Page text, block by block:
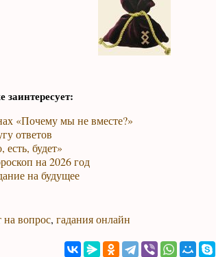
«Почему мы не вместе?»
ответов
будет»
на 2026 год
на будущее
на вопрос, гадания онлайн